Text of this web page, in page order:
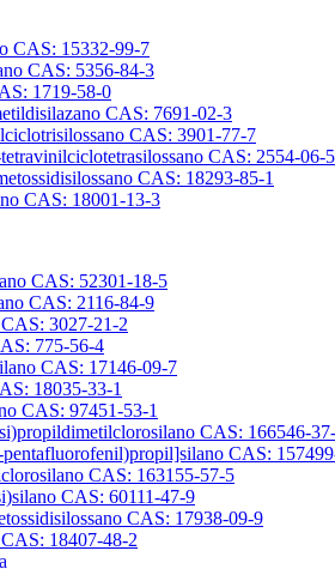
CAS: 15332-99-7
CAS: 5356-84-3
1719-58-0
CAS: 7691-02-3
CAS: 3901-77-7
CAS: 2554-06-5
CAS: 18293-85-1
CAS: 18001-13-3
CAS: 52301-18-5
CAS: 2116-84-9
3027-21-2
775-56-4
CAS: 17146-09-7
18035-33-1
CAS: 97451-53-1
CAS: 166546-
CAS:
CAS: 163155-57-5
CAS: 60111-47-9
CAS: 17938-09-9
18407-48-2